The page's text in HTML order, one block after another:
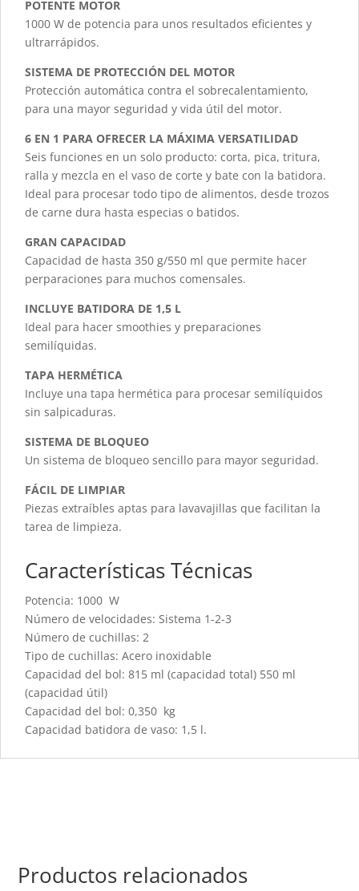
POTENTE MOTOR
1000 W de potencia para unos resultados eficientes y
ultrarrápidos.
SISTEMA DE PROTECCIÓN DEL MOTOR
Protección automática contra el sobrecalentamiento,
para una mayor seguridad y vida útil del motor.
6 EN 1 PARA OFRECER LA MÁXIMA VERSATILIDAD
Seis funciones en un solo producto: corta, pica, tritura,
ralla y mezcla en el vaso de corte y bate con la batidora.
Ideal para procesar todo tipo de alimentos, desde trozos
de carne dura hasta especias o batidos.
GRAN CAPACIDAD
Capacidad de hasta 350 g/550 ml que permite hacer
perparaciones para muchos comensales.
INCLUYE BATIDORA DE 1,5 L
Ideal para hacer smoothies y preparaciones
semilíquidas.
TAPA HERMÉTICA
Incluye una tapa hermética para procesar semilíquidos
sin salpicaduras.
SISTEMA DE BLOQUEO
Un sistema de bloqueo sencillo para mayor seguridad.
FÁCIL DE LIMPIAR
Piezas extraíbles aptas para lavavajillas que facilitan la
tarea de limpieza.
Características Técnicas
Potencia: 1000 W
Número de velocidades: Sistema 1-2-3
Número de cuchillas: 2
Tipo de cuchillas: Acero inoxidable
Capacidad del bol: 815 ml (capacidad total) 550 ml
(capacidad útil)
Capacidad del bol: 0,350 kg
Capacidad batidora de vaso: 1,5 l.
Productos relacionados